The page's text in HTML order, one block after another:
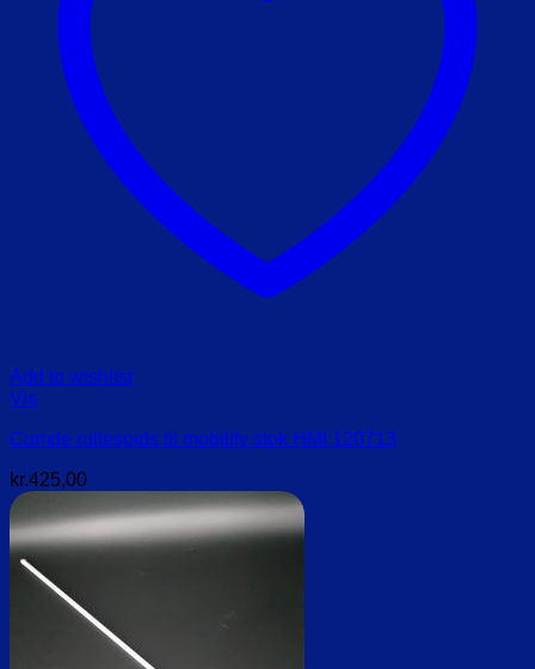
Add to wishlist
Vis
Comde rullespids til mobility stok HMI 120713
kr.425,00